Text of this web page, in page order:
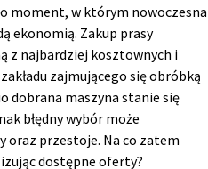
moment, w którym nowoczesna
ekonomią. Zakup prasy
z najbardziej kosztownych i
zajmującego się obróbką
dobrana maszyna stanie się
błędny wybór może
oraz przestoje. Na co zatem
dostępne oferty?